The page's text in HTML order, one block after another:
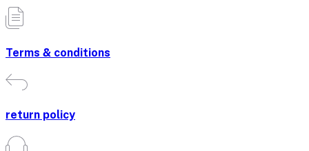
Terms & conditions
return policy